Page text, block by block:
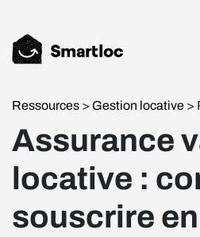
Ressources > Gestion locative >
Assurance
locative :
souscrire